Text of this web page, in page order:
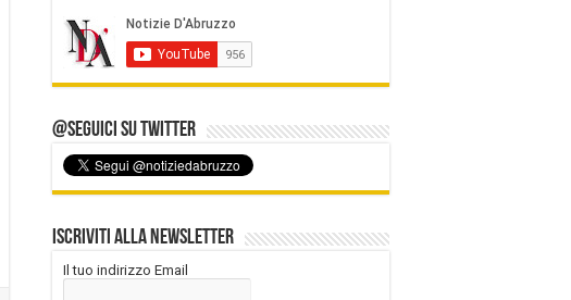
@Seguici su Twitter
Iscriviti alla Newsletter
Il tuo indirizzo Email